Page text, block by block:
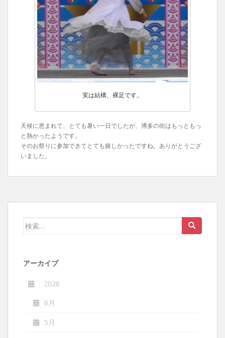
実は結構、裸足です。
天候に恵まれて、とても暑い一日でしたが、博多の街はもっともっ
と熱かったようです。
そのお祭りに参加できてとても嬉しかったですね。ありがとうござ
いました。
検
アーカイブ
2026
6月
5月